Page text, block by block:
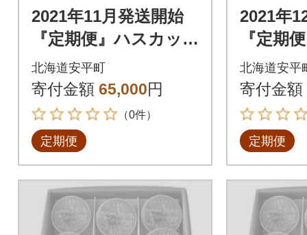
2021年11月発送開始
『定期便』ハスカッ
プゼリー&ソース・よ
うかんギフトセット
全6回
北海道安平町
寄付金額 65,000円
（0件）
定期便
2021年
『定期
プゼリ
うかん
全6回
北海道安平
寄付金額
定期便